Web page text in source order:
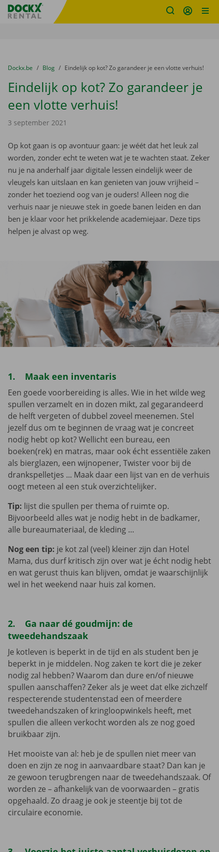
Fratello DEMO
U bevindt zich hier:
van
Dockx.be naar
Blog naar
Eindelijk op kot? Zo garandeer je een vlotte verhuis!
Eindelijk op kot? Zo garandeer je
een vlotte verhuis!
3 september 2021
Op kot gaan is op avontuur gaan: je wéét dat het leuk zal
worden, zonder echt te weten wat je te wachten staat. Zeker
nu je na anderhalf jaar digitale lessen eindelijk weer de
vleugels kan uitslaan en kan genieten van jouw vrijheid –
zonder het toeziend oog van je ouders! Alleen nog die
verhuis naar je nieuwe stek in goede banen leiden en dan
ben je klaar voor het prikkelende academiejaar. Deze tips
helpen je alvast op weg.
1. Maak een inventaris
Een goede voorbereiding is alles. Wie in het wilde weg
spullen verzamelt en in dozen mikt, zal gegarandeerd
de helft vergeten of dubbel zoveel meenemen. Stel
jezelf dus om te beginnen de vraag wat je concreet
nodig hebt op kot? Wellicht een bureau, een
boeken(rek) en matras, maar ook écht essentiële zaken
als bierglazen, een wijnopener, Twister voor bij de
drankspelletjes ... Maak daar een lijst van en de verhuis
oogt meteen al een stuk overzichtelijker.
Tip: lijst die spullen per thema of ruimte op.
Bijvoorbeeld alles wat je nodig hebt in de badkamer,
alle bureaumateriaal, de kleding …
Nog een tip: je kot zal (veel) kleiner zijn dan Hotel
Mama, dus durf kritisch zijn over wat je écht nodig hebt
en wat gerust thuis kan blijven, omdat je waarschijnlijk
wel in het weekend naar huis zal komen.
2. Ga naar dé goudmijn: de
tweedehandszaak
Je kotleven is beperkt in de tijd en als student ben je
beperkt in je middelen. Nog zaken te kort die je zeker
nodig zal hebben? Waarom dan dure en/of nieuwe
spullen aanschaffen? Zeker als je weet dat elke zichzelf
respecterende studentenstad een of meerdere
tweedehandszaken of kringloopwinkels heeft, met
spullen die alleen verkocht worden als ze nog goed
bruikbaar zijn.
Het mooiste van al: heb je de spullen niet meer van
doen en zijn ze nog in aanvaardbare staat? Dan kan je
ze gewoon terugbrengen naar de tweedehandszaak. Of
worden ze – afhankelijk van de voorwaarden – gratis
opgehaald. Zo draag je ook je steentje bij tot de
circulaire economie.